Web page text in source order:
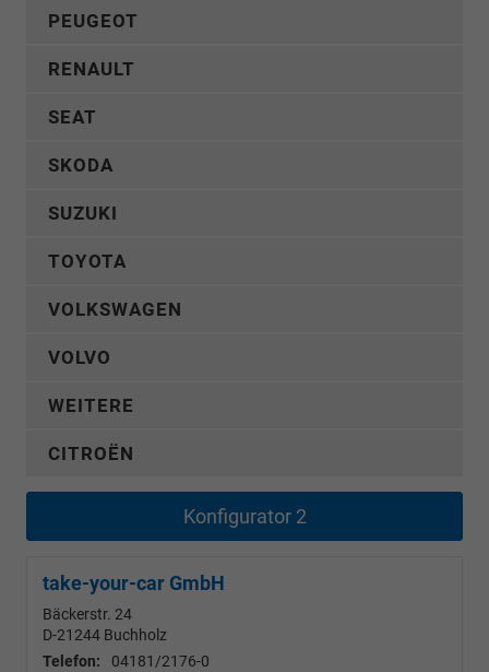
PEUGEOT
RENAULT
SEAT
SKODA
SUZUKI
TOYOTA
VOLKSWAGEN
VOLVO
WEITERE
CITROËN
Konfigurator 2
take-your-car GmbH
Bäckerstr. 24
D-21244 Buchholz
Telefon:
04181/2176-0